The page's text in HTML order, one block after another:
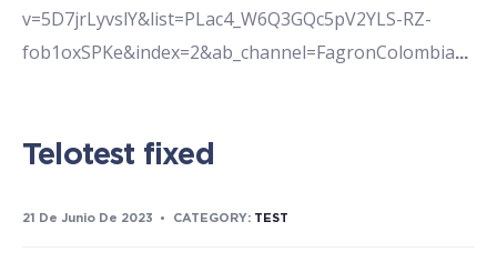
v=5D7jrLyvslY&list=PLac4_W6Q3GQc5pV2YLS-RZ-
fob1oxSPKe&index=2&ab_channel=FagronColombia...
Telotest fixed
21 De Junio De 2023 • CATEGORY: TEST